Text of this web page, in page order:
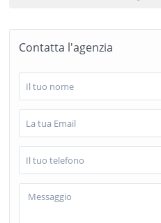
Contatta l'agenzia